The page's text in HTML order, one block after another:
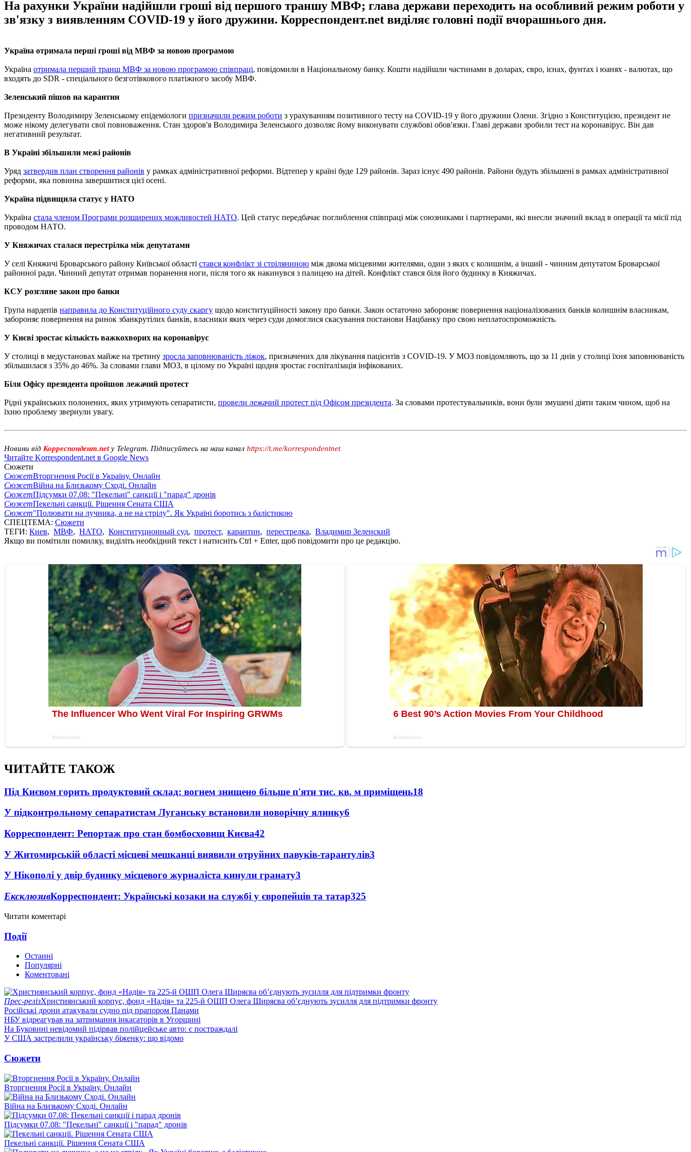
На рахунки України надійшли гроші від першого траншу МВФ; глава держави переходить на особливий режим роботи у
зв'язку з виявленням COVID-19 у його дружини. Корреспондент.net виділяє головні події вчорашнього дня.
Україна отримала перші гроші від МВФ за новою програмою
Україна отримала перший транш МВФ за новою програмою співпраці, повідомили в Національному банку. Кошти надійшли частинами в доларах, євро, ієнах, фунтах і юанях - валютах, що
входять до SDR - спеціального безготівкового платіжного засобу МВФ.
Зеленський пішов на карантин
Президенту Володимиру Зеленському епідеміологи призначили режим роботи з урахуванням позитивного тесту на COVID-19 у його дружини Олени. Згідно з Конституцією, президент не
може нікому делегувати свої повноваження. Стан здоров'я Володимира Зеленського дозволяє йому виконувати службові обов'язки. Главі держави зробили тест на коронавірус. Він дав
негативний результат.
В Україні збільшили межі районів
Уряд затвердив план створення районів у рамках адміністративної реформи. Відтепер у країні буде 129 районів. Зараз існує 490 районів. Райони будуть збільшені в рамках адміністративної
реформи, яка повинна завершитися цієї осені.
Україна підвищила статус у НАТО
Україна стала членом Програми розширених можливостей НАТО. Цей статус передбачає поглиблення співпраці між союзниками і партнерами, які внесли значний вклад в операції та місії під
проводом НАТО.
У Княжичах сталася перестрілка між депутатами
У селі Княжичі Броварського району Київської області стався конфлікт зі стріляниною між двома місцевими жителями, один з яких є колишнім, а інший - чинним депутатом Броварської
районної ради. Чинний депутат отримав поранення ноги, після того як накинувся з палицею на дітей. Конфлікт стався біля його будинку в Княжичах.
КСУ розгляне закон про банки
Група нардепів направила до Конституційного суду скаргу щодо конституційності закону про банки. Закон остаточно забороняє повернення націоналізованих банків колишнім власникам,
забороняє повернення на ринок збанкрутілих банків, власники яких через суди домоглися скасування постанови Нацбанку про свою неплатоспроможність.
У Києві зростає кількість важкохворих на коронавірус
У столиці в медустановах майже на третину зросла заповнюваність ліжок, призначених для лікування пацієнтів з COVID-19. У МОЗ повідомляють, що за 11 днів у столиці їхня заповнюваність
збільшилася з 35% до 46%. За словами глави МОЗ, в цілому по Україні щодня зростає госпіталізація інфікованих.
Біля Офісу президента пройшов лежачий протест
Рідні українських полонених, яких утримують сепаратисти, провели лежачий протест під Офісом президента. За словами протестувальників, вони були змушені діяти таким чином, щоб на
їхню проблему звернули увагу.
Новини від Корреспондент.netу Telegram. Підписуйтесь на наш канал https://t.me/korrespondentnet
Читайте Korrespondent.net в Google News
Сюжети
СюжетВторгнення Росії в Україну. Онлайн
СюжетВійна на Близькому Сході. Онлайн
СюжетПідсумки 07.08: "Пекельні" санкції і "парад" дронів
СюжетПекельні санкції. Рішення Сената США
Сюжет"Полювати на лучника, а не на стрілу". Як Україні боротись з балістикою
СПЕЦТЕМА: Сюжети
ТЕГИ: Киев, МВФ, НАТО, Конституционный суд, протест, карантин, перестрелка, Владимир Зеленский
Якщо ви помітили помилку, виділіть необхідний текст і натисніть Ctrl + Enter, щоб повідомити про це редакцію.
ЧИТАЙТЕ ТАКОЖ
Під Києвом горить продуктовий склад: вогнем знищено більше п'яти тис. кв. м приміщень18
У підконтрольному сепаратистам Луганську встановили новорічну ялинку6
Корреспондент: Репортаж про стан бомбосховищ Києва42
У Житомирській області місцеві мешканці виявили отруйних павуків-тарантулів3
У Нікополі у двір будинку місцевого журналіста кинули гранату3
ЕксклюзивКорреспондент: Українські козаки на службі у європейців та татар325
Читати коментарі
Події
Останні
Популярні
Коментовані
Прес-релізХристиянський корпус, фонд «Надія» та 225-й ОШП Олега Ширяєва об’єднують зусилля для підтримки фронту
Російські дрони атакували судно під прапором Панами
НБУ відреагував на затримання інкасаторів в Угорщині
На Буковині невідомий підірвав полійцейське авто: є постраждалі
У США застрелили українську біженку: що відомо
Сюжети
Вторгнення Росії в Україну. Онлайн
Війна на Близькому Сході. Онлайн
Підсумки 07.08: "Пекельні" санкції і "парад" дронів
Пекельні санкції. Рішення Сената США